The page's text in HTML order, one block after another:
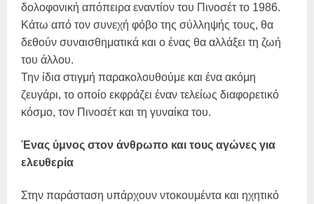
δολοφονική απόπειρα εναντίον του Πινοσέτ το 1986.
Κάτω από τον συνεχή φόβο της σύλληψής τους, θα
δεθούν συναισθηματικά και ο ένας θα αλλάξει τη ζωή
του άλλου.
Την ίδια στιγμή παρακολουθούμε και ένα ακόμη
ζευγάρι, το οποίο εκφράζει έναν τελείως διαφορετικό
κόσμο, τον Πινοσέτ και τη γυναίκα του.
Ένας ύμνος στον άνθρωπο και τους αγώνες για
ελευθερία
Στην παράσταση υπάρχουν ντοκουμέντα και ηχητικό